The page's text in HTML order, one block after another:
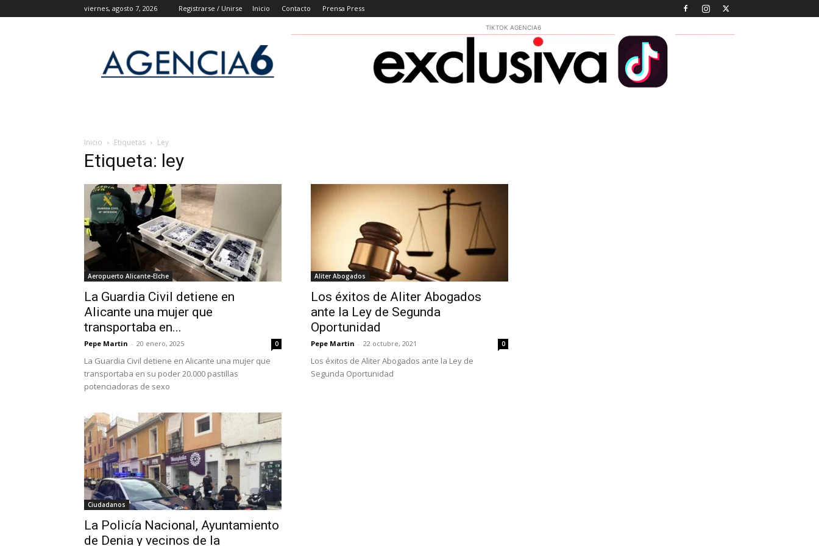
viernes, agosto 7, 2026 Registrarse / Unirse Inicio Contacto Prensa Press
6
Noticias
TIKTOK AGENCIA6
Inicio Etiquetas Ley
Etiqueta: ley
Aeropuerto Alicante-Elche
La Guardia Civil detiene en
Alicante una mujer que
transportaba en...
Pepe Martin - 20 enero, 2025 0
La Guardia Civil detiene en Alicante una mujer que
transportaba en su poder 20.000 pastillas
potenciadoras de sexo
Aliter Abogados
Los éxitos de Aliter Abogados
ante la Ley de Segunda
Oportunidad
Pepe Martin - 22 octubre, 2021 0
Los éxitos de Aliter Abogados ante la Ley de
Segunda Oportunidad
Ciudadanos
La Policía Nacional, Ayuntamiento
de Denia y vecinos de la